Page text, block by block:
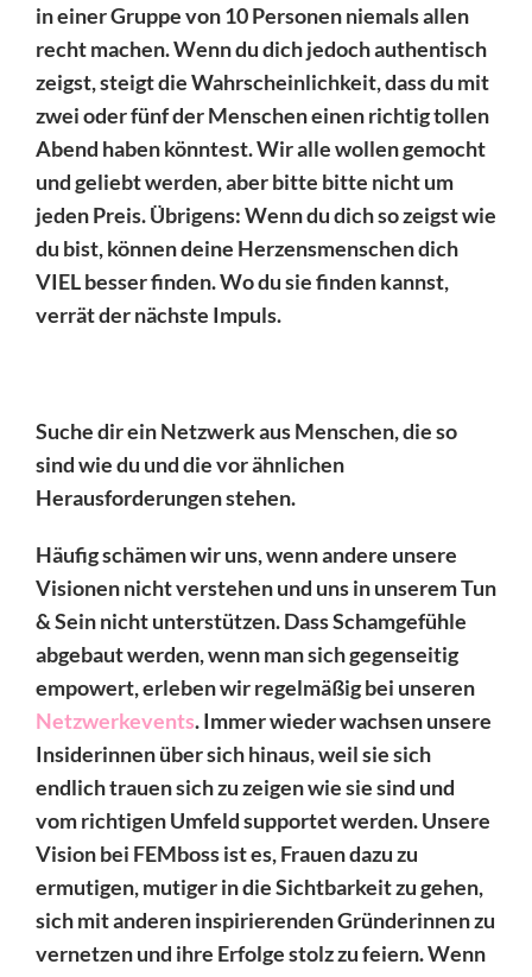
in einer Gruppe von 10 Personen niemals allen
recht machen. Wenn du dich jedoch authentisch
zeigst, steigt die Wahrscheinlichkeit, dass du mit
zwei oder fünf der Menschen einen richtig tollen
Abend haben könntest. Wir alle wollen gemocht
und geliebt werden, aber bitte bitte nicht um
jeden Preis. Übrigens: Wenn du dich so zeigst wie
du bist, können deine Herzensmenschen dich
VIEL besser finden. Wo du sie finden kannst,
verrät der nächste Impuls.
Suche dir ein Netzwerk aus Menschen, die so
sind wie du und die vor ähnlichen
Herausforderungen stehen.
Häufig schämen wir uns, wenn andere unsere
Visionen nicht verstehen und uns in unserem Tun
& Sein nicht unterstützen. Dass Schamgefühle
abgebaut werden, wenn man sich gegenseitig
empowert, erleben wir regelmäßig bei unseren
Netzwerkevents. Immer wieder wachsen unsere
Insiderinnen über sich hinaus, weil sie sich
endlich trauen sich zu zeigen wie sie sind und
vom richtigen Umfeld supportet werden. Unsere
Vision bei FEMboss ist es, Frauen dazu zu
ermutigen, mutiger in die Sichtbarkeit zu gehen,
sich mit anderen inspirierenden Gründerinnen zu
vernetzen und ihre Erfolge stolz zu feiern. Wenn